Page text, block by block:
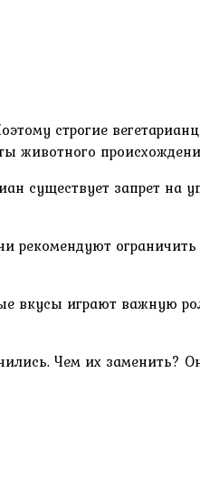
строгие
животного
существует запрет на
рекомендуют ограничить
вкусы играют важную
Чем их заменить?